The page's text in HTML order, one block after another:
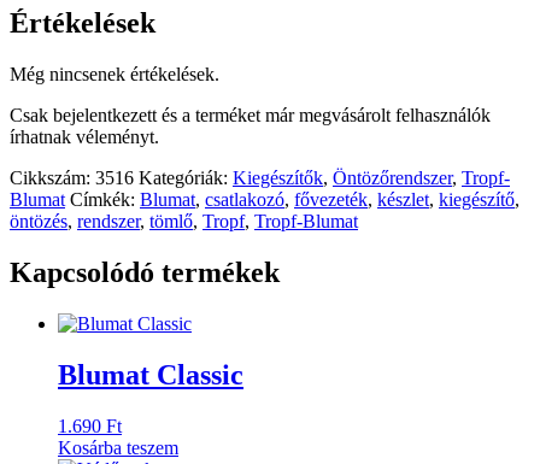
Értékelések
Még nincsenek értékelések.
Csak bejelentkezett és a terméket már megvásárolt felhasználók
írhatnak véleményt.
Cikkszám: 3516 Kategóriák: Kiegészítők, Öntözőrendszer, Tropf-
Blumat Címkék: Blumat, csatlakozó, fővezeték, készlet, kiegészítő,
öntözés, rendszer, tömlő, Tropf, Tropf-Blumat
Kapcsolódó termékek
Blumat Classic
1.690 Ft
Kosárba teszem